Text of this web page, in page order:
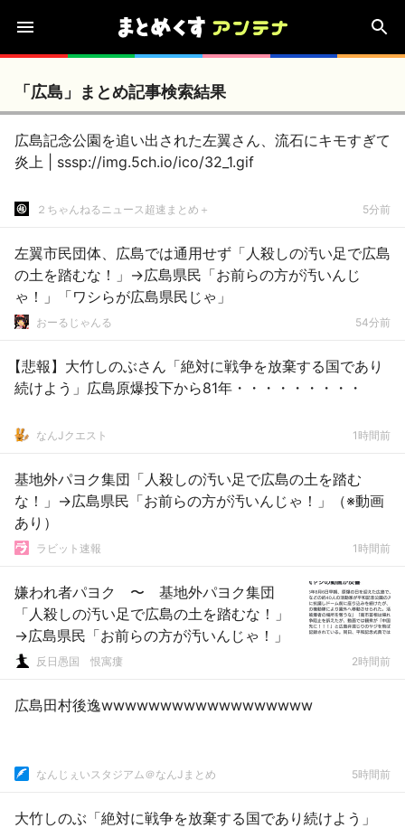
「広島」まとめ記事検索結果
広島記念公園を追い出された左翼さん、流石にキモすぎて
炎上 | sssp://img.5ch.io/ico/32_1.gif
２ちゃんねるニュース超速まとめ＋ 5分前
左翼市民団体、広島では通用せず「人殺しの汚い足で広島
の土を踏むな！」→広島県民「お前らの方が汚いんじ
ゃ！」「ワシらが広島県民じゃ」
おーるじゃんる 54分前
【悲報】大竹しのぶさん「絶対に戦争を放棄する国であり
続けよう」広島原爆投下から81年・・・・・・・・・
なんJクエスト 1時間前
基地外パヨク集団「人殺しの汚い足で広島の土を踏む
な！」→広島県民「お前らの方が汚いんじゃ！」（※動画
あり）
ラビット速報 1時間前
嫌われ者パヨク 〜 基地外パヨク集団
「人殺しの汚い足で広島の土を踏むな！」
→広島県民「お前らの方が汚いんじゃ！」
反日愚国 恨寓瘻 2時間前
広島田村後逸wwwwwwwwwwwwwwwwww
なんじぇいスタジアム＠なんJまとめ 5時間前
大竹しのぶ「絶対に戦争を放棄する国であり続けよう」